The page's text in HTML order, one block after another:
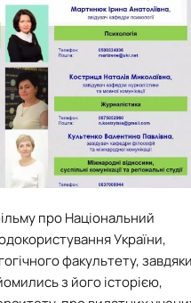
про Національний
України,
факультету,
з його історією,